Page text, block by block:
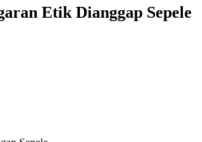
Etik Dianggap Sepele